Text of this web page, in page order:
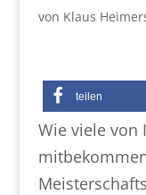
von Klaus
teilen
Wie viele von